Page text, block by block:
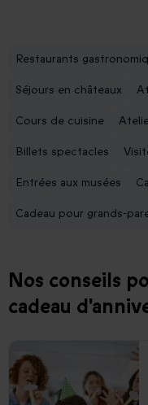
Restaurants
Séjours en châteaux
Cours de cuisine
Billets spectacles
Entrées aux musées
Cadeau pour grands-
Nos conseils
cadeau